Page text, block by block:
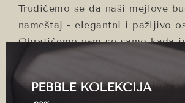
Trudićemo se da naši mejlove
nameštaj - elegantni i pažljivo
Obratićemo vam se samo kada
značajno da podelimo.
PEBBLE KOLEKCIJA